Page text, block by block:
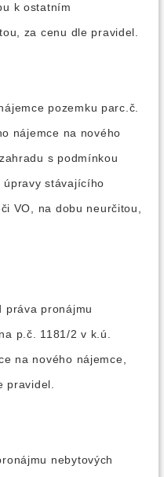
k ostatním
za cenu dle pravidel.
pozemku parc.č.
nájemce na nového
s podmínkou
úpravy stávajícího
VO, na dobu neurčitou,
práva pronájmu
p.č. 1181/2 v k.ú.
na nového nájemce,
pravidel.
nebytových